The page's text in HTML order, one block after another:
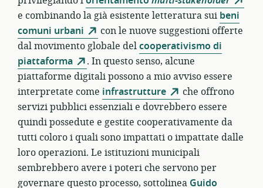
e combinando la già esistente letteratura sui beni
comuni urbani
con le nuove suggestioni offerte
dal movimento globale delcooperativismo di
piattaforma
. In questo senso, alcune
piattaforme digitali possono a mio avviso essere
interpretate come infrastrutture
che offrono
servizi pubblici essenziali e dovrebbero essere
quindi possedute e gestite cooperativamente da
tutti coloro i quali sono impattati o impattate dalle
loro operazioni. Le istituzioni municipali
sembrebbero avere i poteri che servono per
governare questo processo, sottolinea Guido